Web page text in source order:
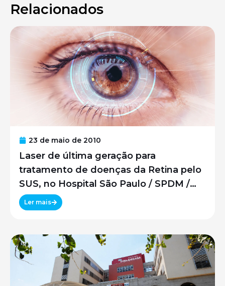
Relacionados
23 de maio de 2010
Laser de última geração para
tratamento de doenças da Retina pelo
SUS, no Hospital São Paulo / SPDM /
UNIFESP
Ler mais